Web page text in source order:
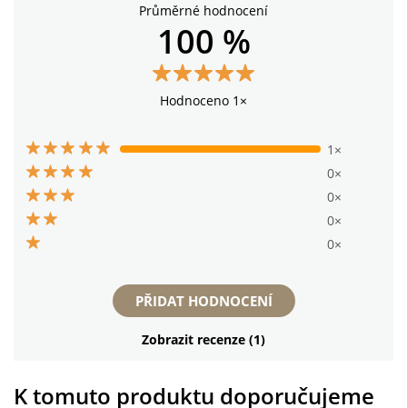
Průměrné hodnocení
100 %
Hodnoceno 1×
1×
0×
0×
0×
0×
PŘIDAT HODNOCENÍ
Zobrazit recenze (1)
K tomuto produktu doporučujeme